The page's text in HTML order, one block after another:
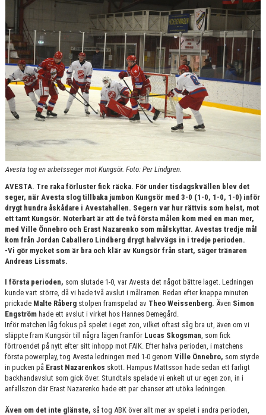
Avesta tog en arbetsseger mot Kungsör. Foto: Per Lindgren.
AVESTA. Tre raka förluster fick räcka. För under tisdagskvällen blev det
seger, när Avesta slog tillbaka jumbon Kungsör med 3-0 (1-0, 1-0, 1-0) inför
drygt hundra åskådare i Avestahallen. Segern var hur rättvis som helst, mot
ett tamt Kungsör. Noterbart är att de två första målen kom med en man mer,
med Ville Önnebro och Erast Nazarenko som målskyttar. Avestas tredje mål
kom från Jordan Caballero Lindberg drygt halvvägs in i tredje perioden.
-Vi gör mycket som är bra och klär av Kungsör från start, säger tränaren
Andreas Lissmats.
I första perioden, som slutade 1-0, var Avesta det något bättre laget. Ledningen
kunde vart större, då vi hade två avslut i målramen. Redan efter knappa minuten
prickade Malte Råberg stolpen framspelad av Theo Weissenberg. Även Simon
Engström hade ett avslut i virket hos Hannes Demegård.
Inför matchen låg fokus på spelet i eget zon, vilket oftast såg bra ut, även om vi
släppte fram Kungsör till några lägen framför Lucas Skogsman , som fick
förtroendet på nytt efter sitt inhopp mot FAIK. Efter halva perioden, i matchens
första powerplay, tog Avesta ledningen med 1-0 genom Ville Önnebro, som styrde
in pucken på Erast Nazarenkos skott. Hampus Mattsson hade sedan ett farligt
backhandavslut som gick över. Stundtals spelade vi enkelt ut ur egen zon, in i
anfallszon där Erast Nazarenko hade ett par chanser att utöka ledningen.
Även om det inte glänste, så tog ABK över allt mer av spelet i andra perioden,